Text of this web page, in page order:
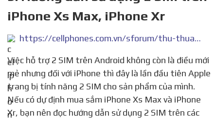
9. Hướng dẫn sử dụng 2 SIM trên
iPhone Xs Max, iPhone Xr
https://cellphones.com.vn/sforum/thu-thuat-huong-dan-su-dung-2-sim-tren-iphone-xs-max-iphone-xr
Việc hỗ trợ 2 SIM trên Android không còn là điều mới
mẻ nhưng đối với iPhone thì đây là lần đầu tiên Apple
trang bị tính năng 2 SIM cho sản phẩm của mình.